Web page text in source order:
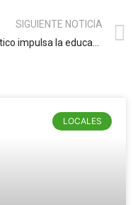
SIGUIENTE NOTICIA
LOCALES